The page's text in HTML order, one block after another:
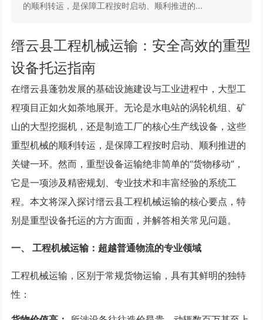
的顺利转运，是保障工程按时启动、顺利推进的...
缙云县工程机械运输：安全高效的重型
设备托运指南
在缙云县蓬勃发展的基础设施建设与工业进程中，大型工
程项目正如火如荼地展开。无论是水电站的涡轮机组、矿
山的大型挖掘机，还是制造工厂的核心生产线设备，这些
重型机械的顺利转运，是保障工程按时启动、顺利推进的
关键一环。然而，重型设备运输绝非简单的“货物移动”，
它是一项涉及精密规划、专业技术和丰富经验的系统工
程。本文将深入探讨缙云县工程机械运输的核心要点，特
别是重型设备托运的方方面面，并解答相关常见问题。
一、 工程机械运输：超越普通物流的专业领域
工程机械运输，区别于常规货物运输，具有其鲜明的独特
性：